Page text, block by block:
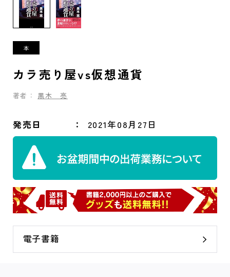
カラ売り屋vs仮想通貨
著者： 黒木 亮
発売日 2021年08月27日
電子書籍